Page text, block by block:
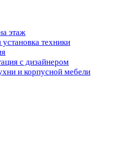
этаж
техники
с дизайнером
и корпусной мебели